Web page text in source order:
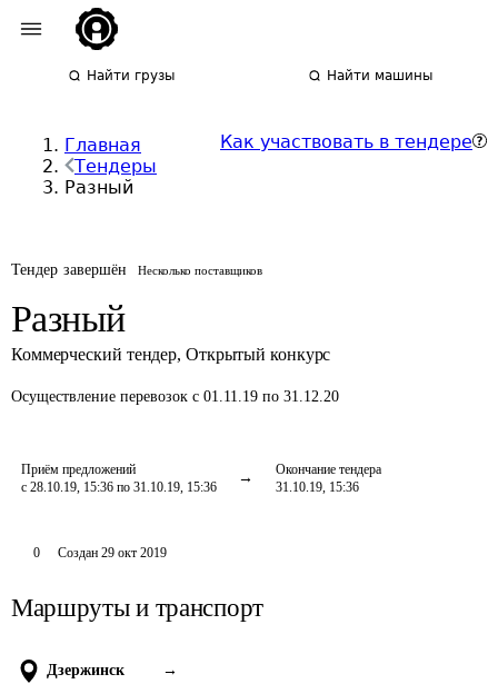
Найти грузы Найти машины
Главная
Тендеры
Разный
Как участвовать в тендере
Тендер завершён Несколько поставщиков
Разный
Коммерческий тендер, Открытый конкурс
Осуществление перевозок с 01.11.19 по 31.12.20
Приём предложений
с 28.10.19, 15:36 по 31.10.19, 15:36
Окончание тендера
31.10.19, 15:36
0 Создан 29 окт 2019
Маршруты и транспорт
Дзержинск →